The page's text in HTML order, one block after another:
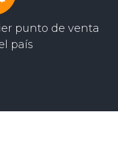
punto de venta
país